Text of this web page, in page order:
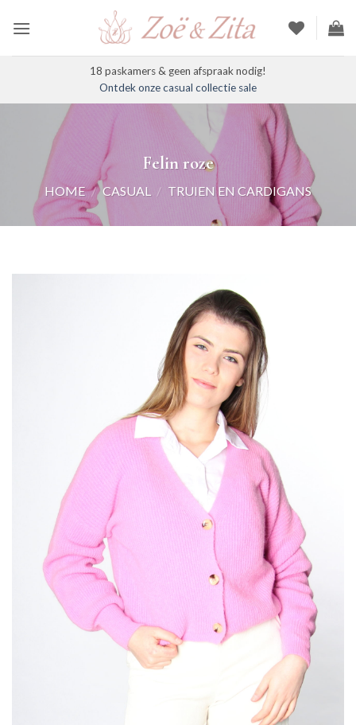
naar
18 paskamers & geen afspraak nodig!
Ontdek onze casual collectie sale
Felin roze
HOME / CASUAL / TRUIEN EN CARDIGANS